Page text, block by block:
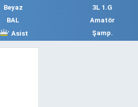
Beyaz
3L 1.G
BAL
Amatör
Asist Şamp.